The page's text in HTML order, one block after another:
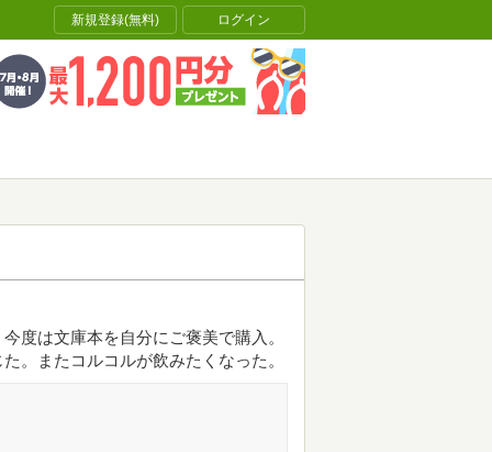
新規登録(無料) ログイン
度は文庫本を自分にご褒美で購入。
。またコルコルが飲みたくなった。